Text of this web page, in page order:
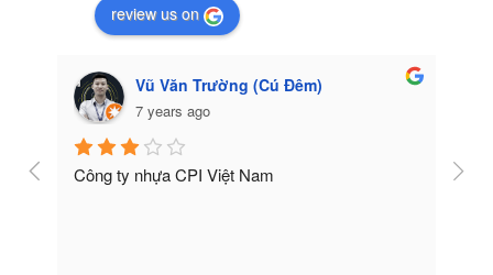
review us on
Vũ Văn Trường (Cú Đêm)
7 years ago
Công ty nhựa CPI Việt Nam Tốt